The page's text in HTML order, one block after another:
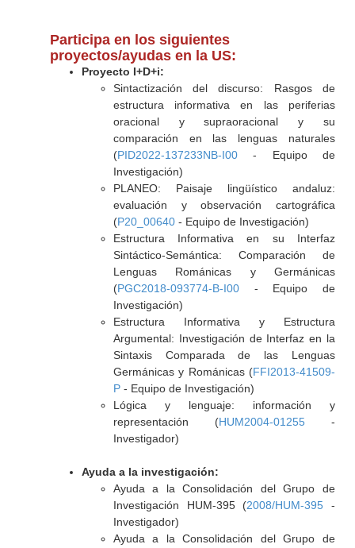
Participa en los siguientes
proyectos/ayudas en la US:
Proyecto I+D+i:
Sintactización del discurso: Rasgos de
estructura informativa en las periferias
oracional y supraoracional y su
comparación en las lenguas naturales
(PID2022-137233NB-I00- Equipo de
Investigación)
PLANEO: Paisaje lingüístico andaluz:
evaluación y observación cartográfica
(P20_00640- Equipo de Investigación)
Estructura Informativa en su Interfaz
Sintáctico-Semántica: Comparación de
Lenguas Románicas y Germánicas
(PGC2018-093774-B-I00- Equipo de
Investigación)
Estructura Informativa y Estructura
Argumental: Investigación de Interfaz en la
Sintaxis Comparada de las Lenguas
Germánicas y Románicas (FFI2013-41509-
P- Equipo de Investigación)
Lógica y lenguaje: información y
representación (HUM2004-01255-
Investigador)
Ayuda a la investigación:
Ayuda a la Consolidación del Grupo de
Investigación HUM-395 (2008/HUM-395 -
Investigador)
Ayuda a la Consolidación del Grupo de